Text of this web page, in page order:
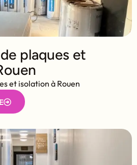
plaques et
et isolation à Rouen